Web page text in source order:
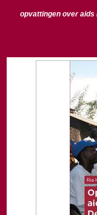
opvattingen over